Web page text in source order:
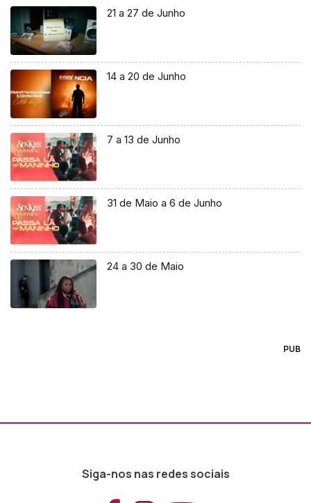
21 a 27 de Junho
14 a 20 de Junho
7 a 13 de Junho
31 de Maio a 6 de Junho
24 a 30 de Maio
PUB
Siga-nos nas redes sociais